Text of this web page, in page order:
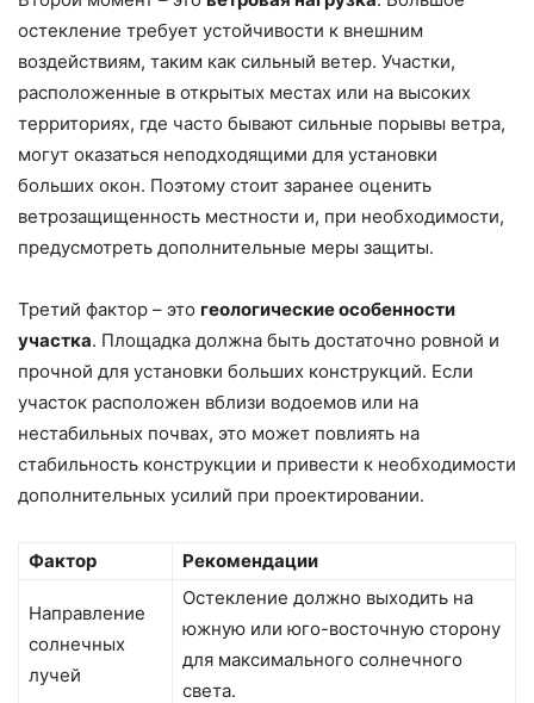
остекление требует устойчивости к внешним
воздействиям, таким как сильный ветер. Участки,
расположенные в открытых местах или на высоких
территориях, где часто бывают сильные порывы ветра,
могут оказаться неподходящими для установки
больших окон. Поэтому стоит заранее оценить
ветрозащищенность местности и, при необходимости,
предусмотреть дополнительные меры защиты.
Третий фактор – это геологические особенности
участка. Площадка должна быть достаточно ровной и
прочной для установки больших конструкций. Если
участок расположен вблизи водоемов или на
нестабильных почвах, это может повлиять на
стабильность конструкции и привести к необходимости
дополнительных усилий при проектировании.
Фактор Рекомендации
Направление
солнечных
лучей
Остекление должно выходить на
южную или юго-восточную сторону
для максимального солнечного
света.